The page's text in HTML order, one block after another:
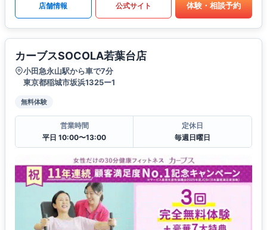
店舗情報 公式サイト 体験・相談予約
カーブスSOCOLA若葉台店
小田急永山駅から車で7分
東京都稲城市坂浜1325ー1
無料体験
営業時間
平日 10:00〜13:00
定休日
毎週日曜日